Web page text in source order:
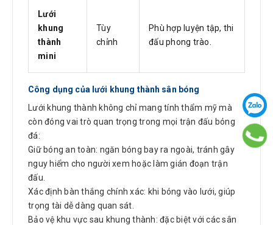
Lưới
khung
thành
mini
Tùy
chỉnh
Phù hợp luyện tập, thi
đấu phong trào.
Công dụng của lưới khung thành sân bóng
Lưới khung thành không chỉ mang tính thẩm mỹ mà
còn đóng vai trò quan trọng trong mọi trận đấu bóng
đá:
Giữ bóng an toàn: ngăn bóng bay ra ngoài, tránh gây
nguy hiểm cho người xem hoặc làm gián đoạn trận
đấu.
Xác định bàn thắng chính xác: khi bóng vào lưới, giúp
trọng tài dễ dàng quan sát.
Bảo vệ khu vực sau khung thành: đặc biệt với các sân